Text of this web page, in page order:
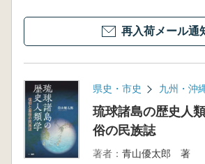
再入荷メール通
県史・市史 九州・沖
琉球諸島の歴史人
俗の民族誌
著者： 青山優太郎 著